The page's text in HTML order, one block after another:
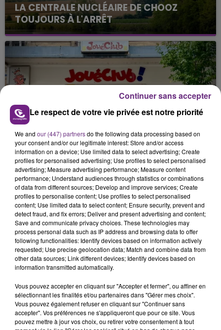
LA CENTRALE NUCLÉAIRE DE CHOOZ
TOUJOURS À L'ARRÊT
Cela fait déjà une semaine que la centrale
nucléaire ardennaise est à l'arrêt. Une situation
justifiée par la sécheresse intense qui est toujours
présente.
LE MAGASIN JOUÉCLUB DE REIMS FERME
SES PORTES
C'était l'une des institutions du centre-ville
rémois. Le magasin JouéClub est contraint de
fermer ses portes.
TITRES DIFFUSÉS
21h18
21h18
METRO BOOMIN & THE WEEKND
Creepin
21h14
21h14
ZAHO & MC SOLAAR
Comme Caroline
Le respect de votre vie privée est notre priorité
We and our (447) partnersdo the following data processing based on
your consent and/or our legitimate interest: Store and/or access
information on a device; Use limited data to select advertising; Create
profiles for personalised advertising; Use profiles to select personalised
advertising; Measure advertising performance; Measure content
performance; Understand audiences through statistics or combinations
of data from different sources; Develop and improve services; Create
profiles to personalise content; Use profiles to select personalised
content; Use limited data to select content; Ensure security, prevent and
detect fraud, and fix errors; Deliver and present advertising and content;
Save and communicate privacy choices. These technologies may
process personal data such as IP address and browsing data to offer
following functionalities: Identify devices based on information actively
requested; Use precise geolocation data; Match and combine data from
other data sources; Link different devices; Identify devices based on
information transmitted automatically.
Vous pouvez accepter en cliquant sur "Accepter et fermer", ou affiner en
sélectionnant les finalités et/ou partenaires dans "Gérer mes choix".
Vous pouvez également refuser en cliquant sur "Continuer sans
accepter". Vos préférences ne s'appliqueront que pour ce site. Vous
pouvez mettre à jour vos choix, ou retirer votre consentement à tout
Continuer sans accepter